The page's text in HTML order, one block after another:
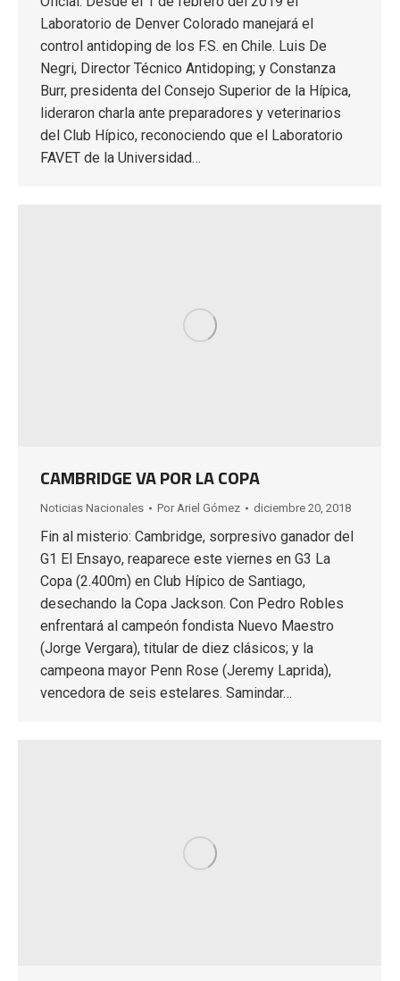
Laboratorio de Denver Colorado manejará el
control antidoping de los F.S. en Chile. Luis De
Negri, Director Técnico Antidoping; y Constanza
Burr, presidenta del Consejo Superior de la Hípica,
lideraron charla ante preparadores y veterinarios
del Club Hípico, reconociendo que el Laboratorio
FAVET de la Universidad…
CAMBRIDGE VA POR LA COPA
Noticias Nacionales Por Ariel Gómez diciembre 20, 2018
Fin al misterio: Cambridge, sorpresivo ganador del
G1 El Ensayo, reaparece este viernes en G3 La
Copa (2.400m) en Club Hípico de Santiago,
desechando la Copa Jackson. Con Pedro Robles
enfrentará al campeón fondista Nuevo Maestro
(Jorge Vergara), titular de diez clásicos; y la
campeona mayor Penn Rose (Jeremy Laprida),
vencedora de seis estelares. Samindar…